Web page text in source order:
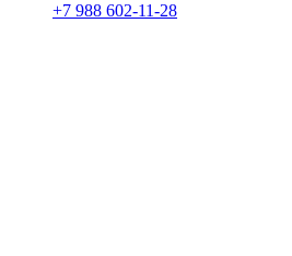
+7 988 602-11-28